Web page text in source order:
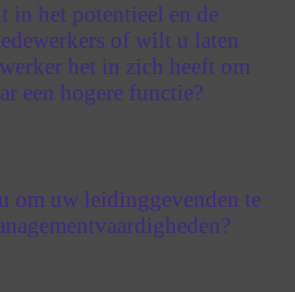
in het potentieel en de
of wilt u laten
het in zich heeft om
een hogere functie?
om uw leidinggevenden te